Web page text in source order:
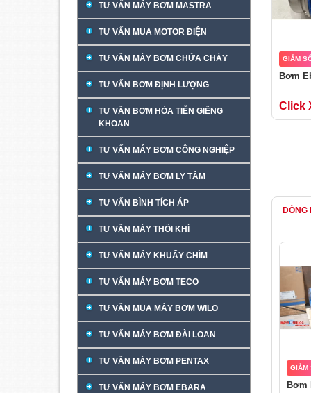
TƯ VẤN MÁY BƠM MASTRA
TƯ VẤN MUA MOTOR ĐIỆN
TƯ VẤN MÁY BƠM CHỮA CHÁY
TƯ VẤN BƠM ĐỊNH LƯỢNG
TƯ VẤN BƠM HỎA TIỄN GIẾNG
KHOAN
TƯ VẤN MÁY BƠM CÔNG NGHIỆP
TƯ VẤN MÁY BƠM LY TÂM
TƯ VẤN BÌNH TÍCH ÁP
TƯ VẤN MÁY THỔI KHÍ
TƯ VẤN MÁY KHUẤY CHÌM
TƯ VẤN MÁY BƠM TECO
TƯ VẤN MUA MÁY BƠM WILO
TƯ VẤN MÁY BƠM ĐÀI LOAN
TƯ VẤN MÁY BƠM PENTAX
TƯ VẤN MÁY BƠM EBARA
GIẢM
Bơm
Click
GIẢM
Bơm